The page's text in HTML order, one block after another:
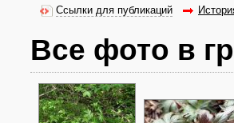
Ссылки для публикаций
Все фото в